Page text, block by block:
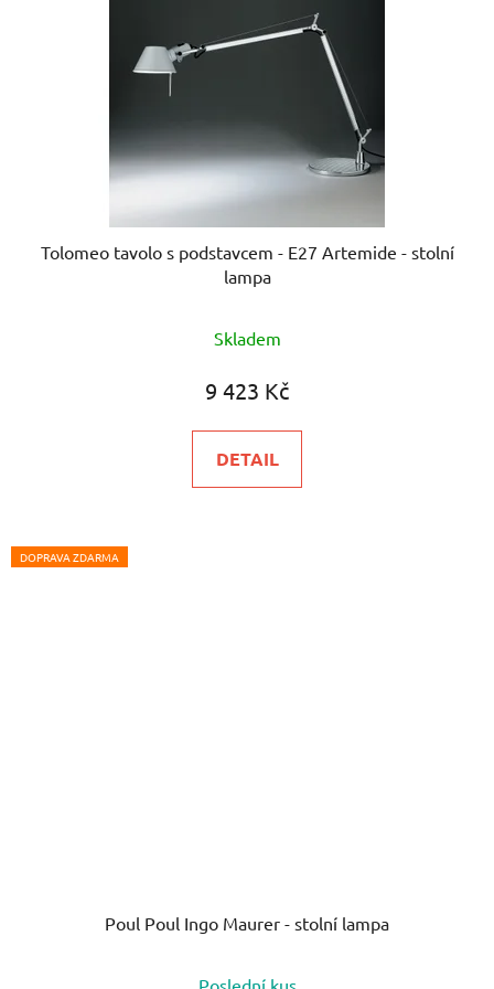
Tolomeo tavolo s podstavcem - E27 Artemide - stolní
lampa
hodnocení
produktu
5,0
z
Skladem
9 423 Kč
DETAIL
DOPRAVA ZDARMA
Poul Poul Ingo Maurer - stolní lampa
Poslední kus